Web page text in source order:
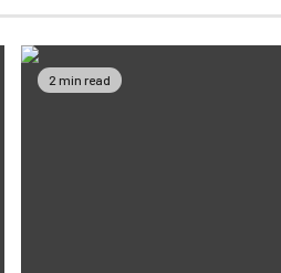
2 min read